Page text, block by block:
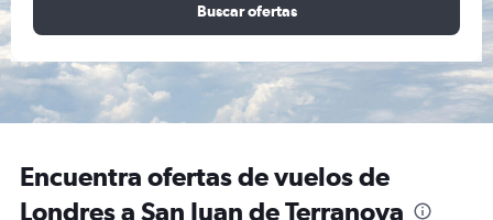
Buscar ofertas
Encuentra ofertas de vuelos de
Londres a San Juan de Terranova